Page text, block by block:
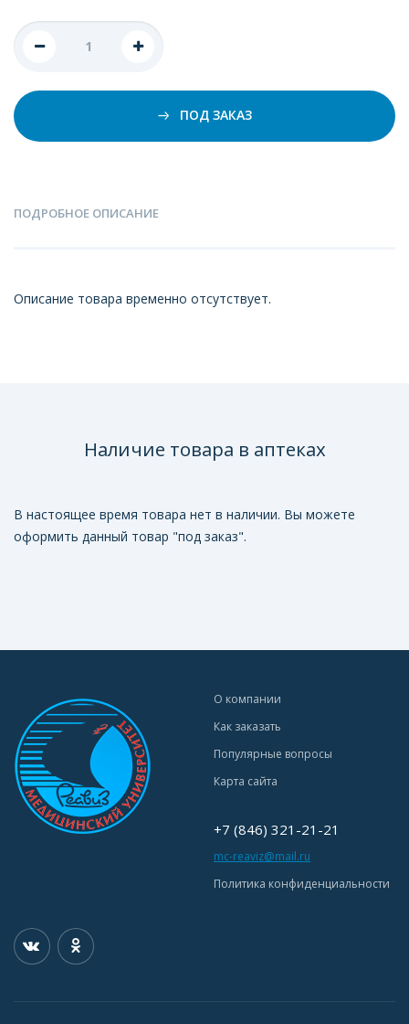
ПОД ЗАКАЗ
ПОДРОБНОЕ ОПИСАНИЕ
Описание товара временно отсутствует.
Наличие товара в аптеках
В настоящее время товара нет в наличии. Вы можете
оформить данный товар "под заказ".
О компании
Как заказать
Популярные вопросы
Карта сайта
+7 (846) 321-21-21
mc-reaviz@mail.ru
Политика конфиденциальности